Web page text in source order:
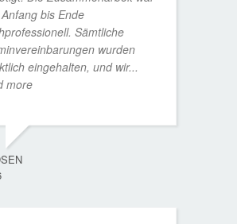
bis Ende
Sämtliche
wurden
eingehalten, und wir...
more